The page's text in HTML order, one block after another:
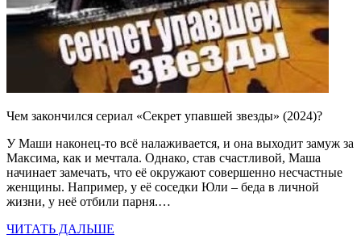
Чем закончился сериал «Секрет упавшей звезды» (2024)?
У Маши наконец-то всё налаживается, и она выходит замуж за
Максима, как и мечтала. Однако, став счастливой, Маша
начинает замечать, что её окружают совершенно несчастные
женщины. Например, у её соседки Юли – беда в личной
жизни, у неё отбили парня.…
ЧИТАТЬ ДАЛЬШЕ